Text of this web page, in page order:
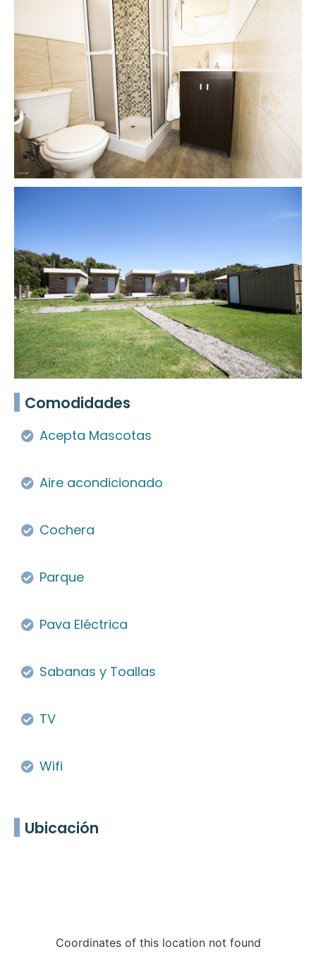
Comodidades
Acepta Mascotas
Aire acondicionado
Cochera
Parque
Pava Eléctrica
Sabanas y Toallas
TV
Wifi
Ubicación
Coordinates of this location not found